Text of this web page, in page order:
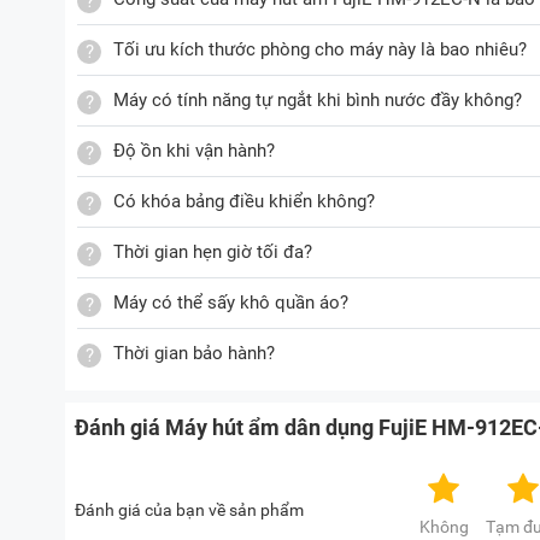
Chức năng khóa bảng điều khiển
Đặc biệt chiếc máy hút ẩm gia đình FujiE này còn
khi kích hoạt tính năng này, bảng điều khiển của
ngợm, bấm lung tung.
Chức năng sấy quần áo
Bên cạnh khả năng hút ẩm, bạn có thể tận dụng
kéo dài hoặc tiết trời nồm ẩm. Nhờ vậy quần áo sẽ
Vận hành êm ái với độ ổn từ 36 - 40dB
Máy hút ẩm dân dụng FujiE HM-912EC-N hoạt động
dụng cho những không gian cần sự yên tĩnh như
thêm thoáng sạch, an toàn cho sức khỏe của người
Bảng điều khiển cảm ứng giúp sử dụng dễ dàng
Tối ưu kích thước phòng cho máy này là bao nhiêu?
Máy có tính năng tự ngắt khi bình nước đầy không?
Độ ồn khi vận hành?
Có khóa bảng điều khiển không?
Thời gian hẹn giờ tối đa?
Máy có thể sấy khô quần áo?
Thời gian bảo hành?
Đánh giá Máy hút ẩm dân dụng FujiE HM-
Đánh giá của bạn về sản phẩm
Tạm
Không